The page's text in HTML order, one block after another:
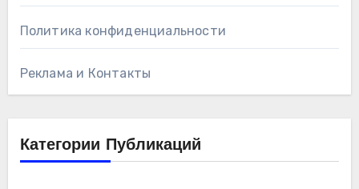
Политика конфиденциальности
Реклама и Контакты
Категории Публикаций